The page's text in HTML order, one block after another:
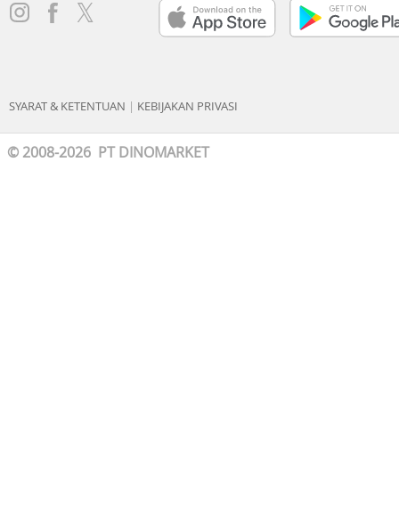
SYARAT & KETENTUAN | KEBIJAKAN PRIVASI
© 2008-2026 PT DINOMARKET